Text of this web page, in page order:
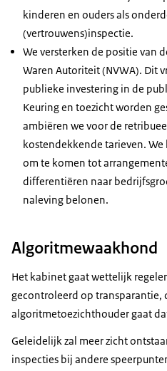
kinderen en ouders als
(vertrouwens)inspectie.
We versterken de positie van
Waren Autoriteit (NVWA). Dit
publieke investering in de
Keuring en toezicht worden
ambiëren we voor de
kostendekkende tarieven.
om te komen tot
differentiëren naar
naleving belonen.
Algoritmewaakhond
Het kabinet gaat wettelijk
gecontroleerd op transparantie,
algoritmetoezichthouder gaat
Geleidelijk zal meer zicht
inspecties bij andere